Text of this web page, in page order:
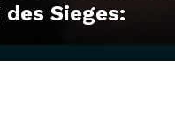
Sieges: